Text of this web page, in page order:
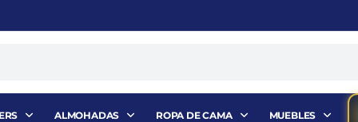
ALMOHADAS ROPA DE CAMA MUEBLES